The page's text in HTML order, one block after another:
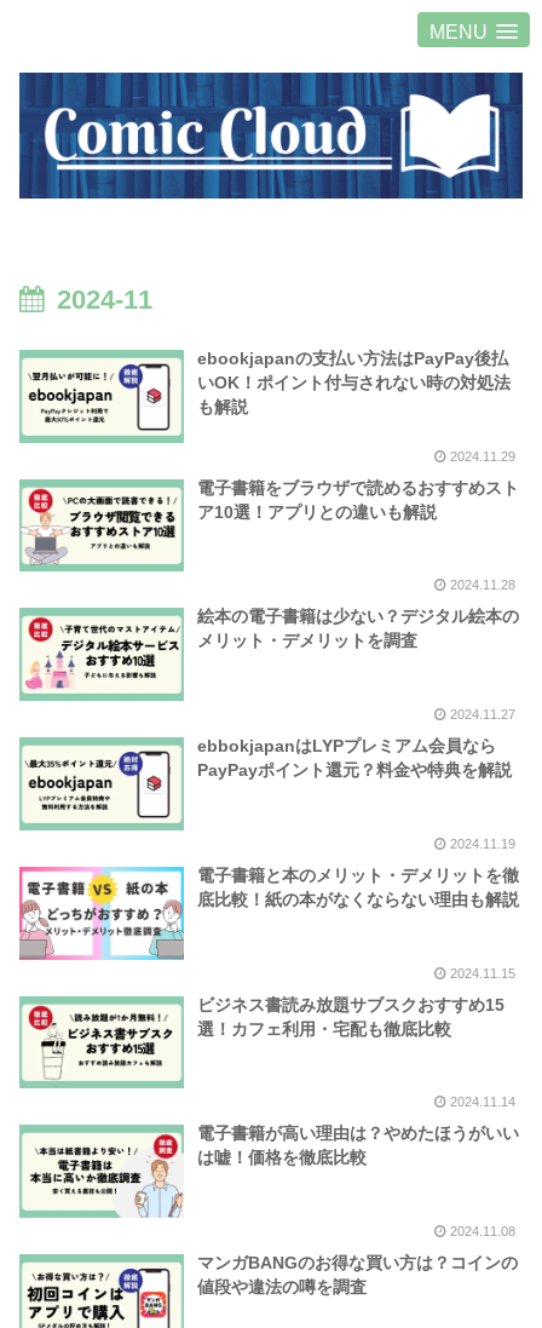
MENU
2024-11
ebookjapanの支払い方法はPayPay後払
いOK！ポイント付与されない時の対処法
も解説
2024.11.29
電子書籍をブラウザで読めるおすすめスト
ア10選！アプリとの違いも解説
2024.11.28
絵本の電子書籍は少ない？デジタル絵本の
メリット・デメリットを調査
2024.11.27
ebbokjapanはLYPプレミアム会員なら
PayPayポイント還元？料金や特典を解説
2024.11.19
電子書籍と本のメリット・デメリットを徹
底比較！紙の本がなくならない理由も解説
2024.11.15
ビジネス書読み放題サブスクおすすめ15
選！カフェ利用・宅配も徹底比較
2024.11.14
電子書籍が高い理由は？やめたほうがいい
は嘘！価格を徹底比較
2024.11.08
マンガBANGのお得な買い方は？コインの
値段や違法の噂を調査